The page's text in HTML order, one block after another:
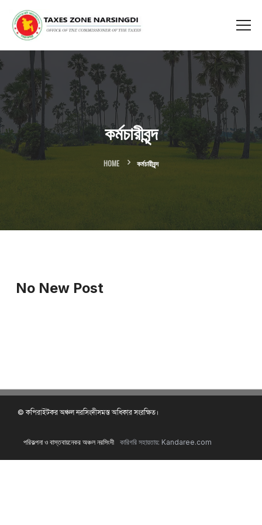
কর্মচারীবৃন্দ
HOME কর্মচারীবৃন্দ
No New Post
© কপিরাইটকর অঞ্চল নরসিংদীসমস্ত অধিকার সংরক্ষিত।
পরিকল্পনা ও বাস্তবায়নেকর অঞ্চল নরসিংদী কারিগরি সহায়তায়: Kandaree.com